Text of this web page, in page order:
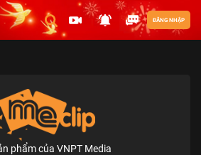
ĐĂNG NHẬP
phẩm của VNPT Media